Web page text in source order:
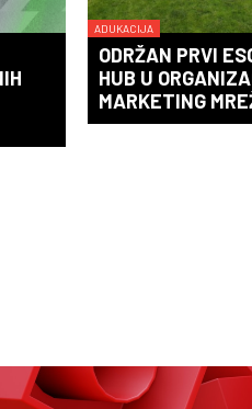
ADUKACIJA
ODRŽAN PRVI
HUB U
MARKETING